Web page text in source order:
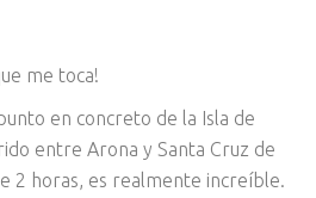
me toca!
en concreto de la Isla de
entre Arona y Santa Cruz de
2 horas, es realmente increíble.